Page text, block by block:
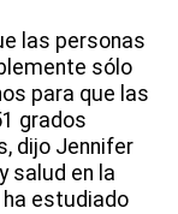
las personas
sólo
para que las
grados
dijo Jennifer
salud en la
ha estudiado